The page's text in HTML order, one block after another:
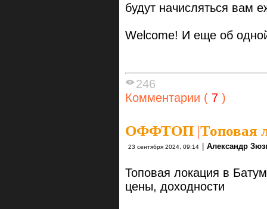
будут начисляться вам
Welcome! И еще об
246
Комментарии ( 7 )
ОФФТОП |Топовая
23 сентября 2024, 09:14 Александр
Топовая локация в
цены, доходности